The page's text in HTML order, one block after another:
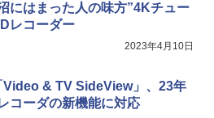
にはまった人の味方”4Kチュー
レコーダー
2023年4月10日
Video & TV SideView」、23年
コーダの新機能に対応